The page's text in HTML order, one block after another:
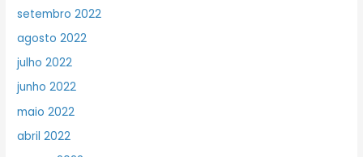
setembro 2022
agosto 2022
julho 2022
junho 2022
maio 2022
abril 2022